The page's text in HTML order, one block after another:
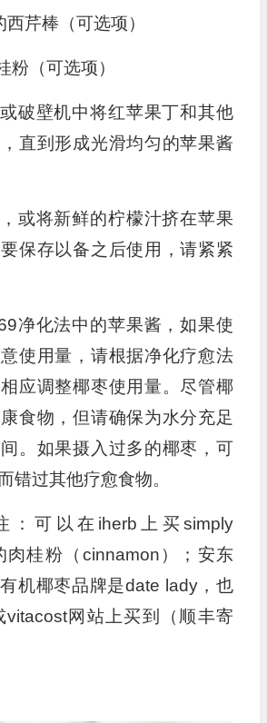
芹棒（可选项）
（可选项）
破壁机中将红苹果丁和其他
直到形成光滑均匀的苹果酱
或将新鲜的柠檬汁挤在苹果
保存以备之后使用，请紧紧
净化法中的苹果酱，如果使
使用量，请根据净化疗愈法
应调整椰枣使用量。尽管椰
食物，但请确保为水分充足
。如果摄入过多的椰枣，可
错过其他疗愈食物。
：可以在iherb上买simply
肉桂粉（cinnamon）；安东
机椰枣品牌是date lady，也
vitacost网站上买到（顺丰寄